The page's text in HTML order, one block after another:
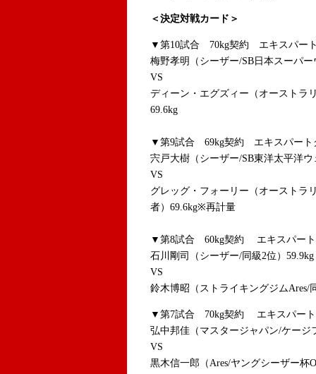
＜決定対戦カード＞
▼第10試合 70kg契約 エキスパー
梅野孝明（シーザー/SB日本スーパ
VS
ディーン・エグズィー（オーストラ
69.6kg
▼第9試合 69kg契約 エキスパート
宍戸大樹（シーザー/SB東洋太平洋
VS
グレッグ・フォーリー（オーストラ
者）69.6kg※再計量
▼第8試合 60kg契約 エキスパー
石川剛司（シーザー/同級2位）59.9kg
VS
鈴木博昭（ストライキングジムAres/
▼第7試合 70kg契約 エキスパー
弘中邦佳（マスタージャパン/ケージ
VS
黒木信一郎（Ares/ヤングシーザー杯